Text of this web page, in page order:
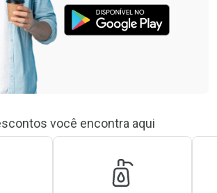
você encontra aqui